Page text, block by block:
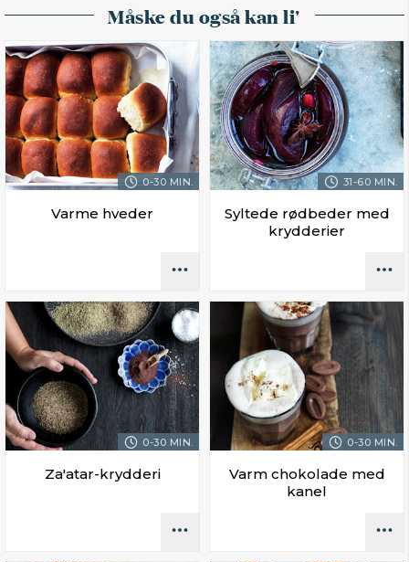
Måske du også kan li'
0-30 MIN.
Varme hveder
31-60 MIN.
Syltede rødbeder med
krydderier
0-30 MIN.
Za'atar-krydderi
0-30 MIN.
Varm chokolade med
kanel